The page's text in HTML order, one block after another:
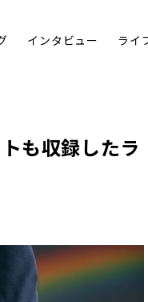
インタビュー ライ
も収録したラ